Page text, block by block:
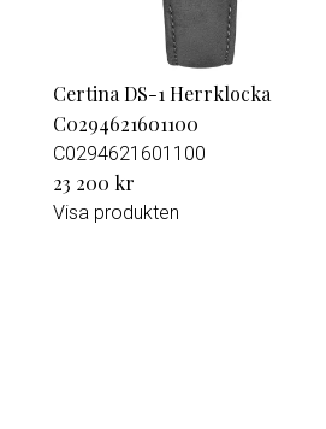
Certina DS-1 Herrklocka
C0294621601100
C0294621601100
23 200 kr
Visa produkten